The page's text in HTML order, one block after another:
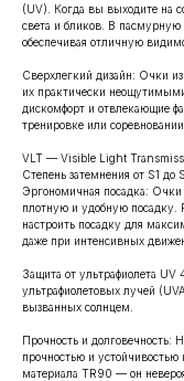
(UV). Когда вы выходите на
света и бликов. В пасмурную
обеспечивая отличную
Сверхлегкий дизайн: Очки
их практически
дискомфорт и отвлекающие
тренировке или
VLT — Visible Light
Степень затемнения от S1 до
Эргономичная посадка: Очки
плотную и удобную посадку.
настроить посадку для
даже при интенсивных
Защита от ультрафиолета
ультрафиолетовых лучей
вызванных солнцем.
Прочность и долговечность:
прочностью и
материала TR90 — он